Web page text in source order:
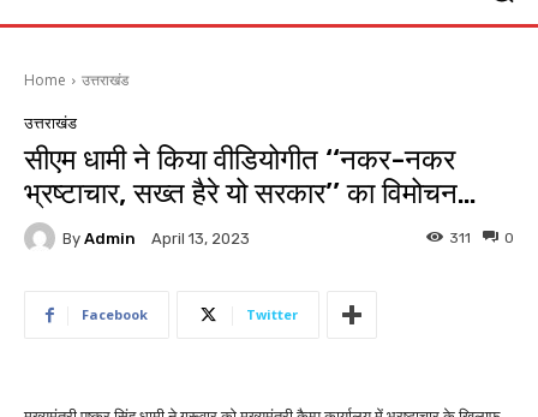
Home उत्तराखंड
उत्तराखंड
सीएम धामी ने किया वीडियोगीत ‘‘नकर-नकर
भ्रष्टाचार, सख्त हैरे यो सरकार’’ का विमोचन…
By Admin April 13, 2023 0
311
Facebook Twitter